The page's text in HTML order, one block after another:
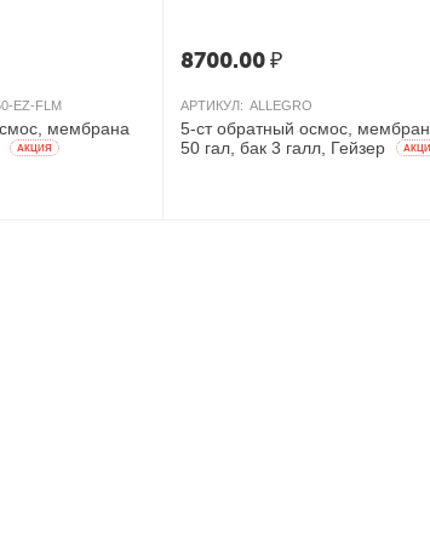
EZ-FLM
мембрана
AКЦИЯ
8700.00₽
АРТИКУЛ: ALLEGRO
5-ст обратный осмос,
50 гал, бак 3 галл, Гейзер